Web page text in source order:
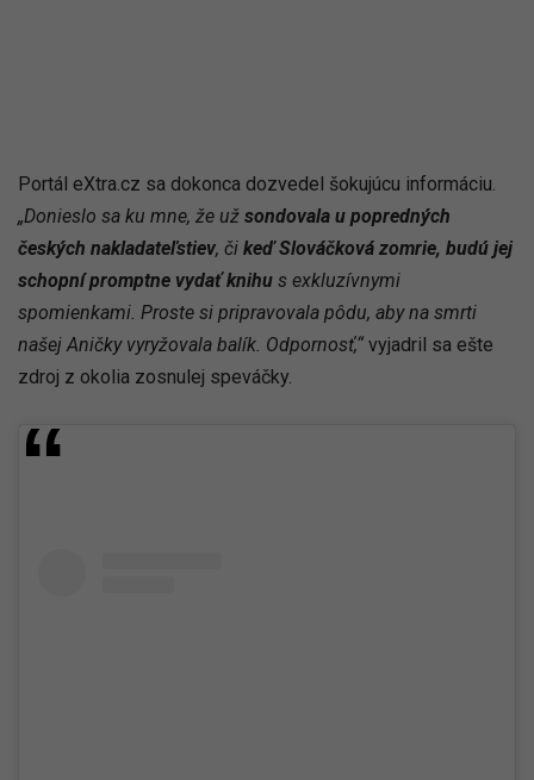
Portál eXtra.cz sa dokonca dozvedel šokujúcu informáciu.
„Donieslo sa ku mne, že už sondovala u popredných
českých nakladateľstiev, či keď Slováčková zomrie, budú jej
schopní promptne vydať knihu s exkluzívnymi
spomienkami. Proste si pripravovala pôdu, aby na smrti
našej Aničky vyryžovala balík. Odpornosť,“ vyjadril sa ešte
zdroj z okolia zosnulej speváčky.